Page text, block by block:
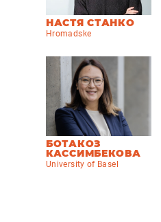
НАСТЯ СТАНКО
Hromadske
БОТАКОЗ
КАССИМБЕКОВА
University of Basel